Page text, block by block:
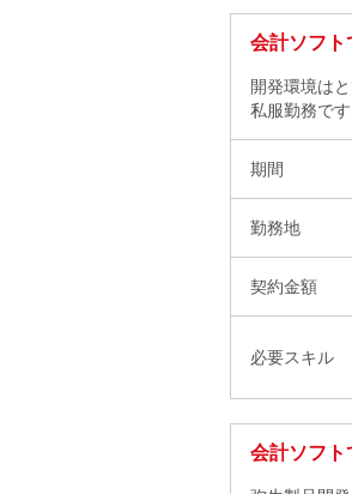
会計ソフト
開発環境は
私服勤務です
期間
勤務地
契約金額
必要スキル
会計ソフト